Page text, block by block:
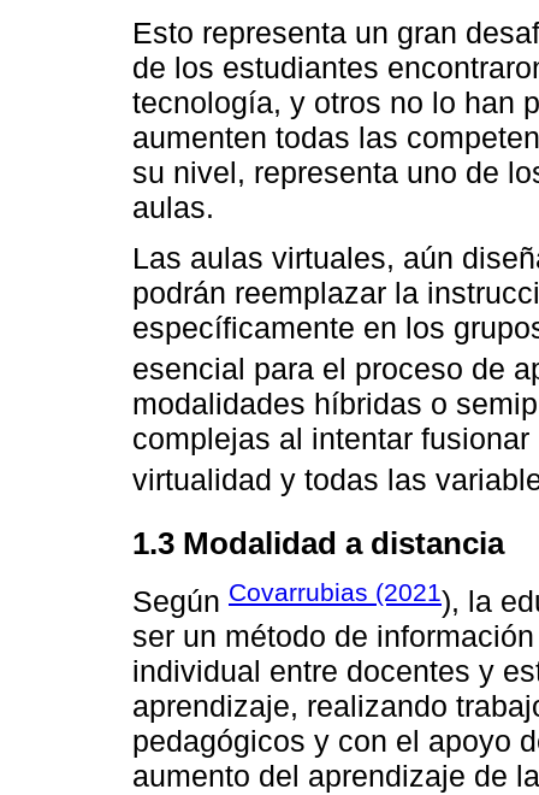
Esto representa un gran
de los estudiantes
tecnología, y otros no lo han
aumenten todas las
su nivel, representa uno de
aulas.
Las aulas virtuales, aún
podrán reemplazar la
específicamente en los
esencial para el proceso de
modalidades híbridas o
complejas al intentar
virtualidad y todas las
1.3 Modalidad a distancia
Según Covarrubias (2021), la
ser un método de
individual entre docentes y
aprendizaje, realizando
pedagógicos y con el apoyo
aumento del aprendizaje de